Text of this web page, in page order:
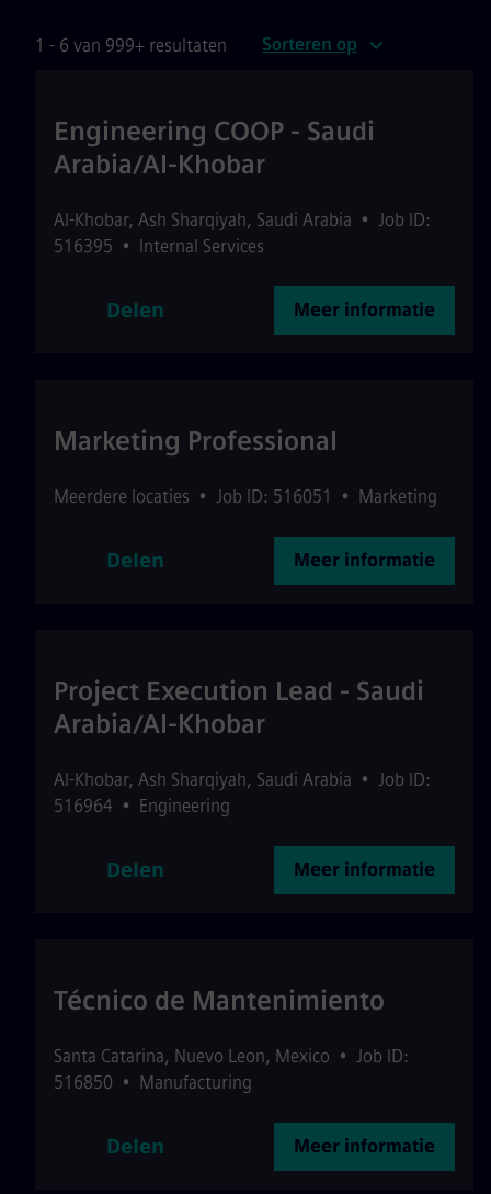
1 - 6 van 999+ resultaten Sorteren op
Engineering COOP - Saudi
Arabia/Al-Khobar
Al-Khobar, Ash Sharqiyah, Saudi Arabia • Job ID:
516395 • Internal Services
Delen Meer informatie
Marketing Professional
Meerdere locaties • Job ID: 516051 • Marketing
Delen Meer informatie
Project Execution Lead - Saudi
Arabia/Al-Khobar
Al-Khobar, Ash Sharqiyah, Saudi Arabia • Job ID:
516964 • Engineering
Delen Meer informatie
Técnico de Mantenimiento
Santa Catarina, Nuevo Leon, Mexico • Job ID:
516850 • Manufacturing
Delen Meer informatie